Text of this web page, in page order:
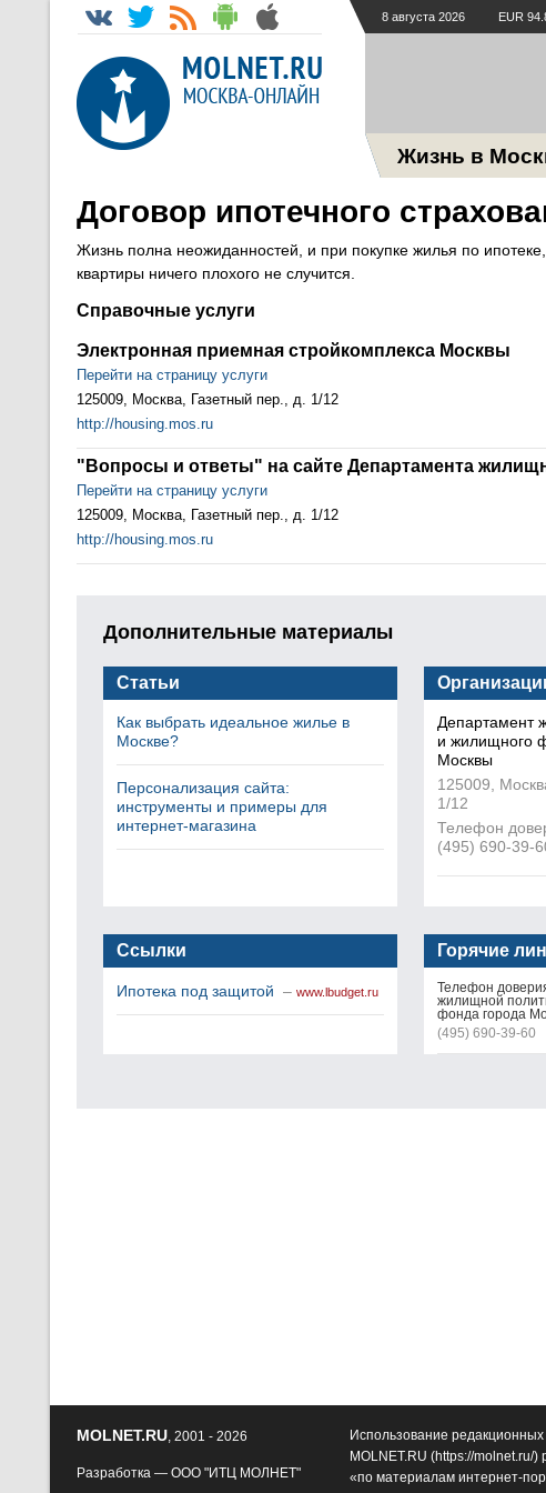
8 августа 2026 EUR
Жизнь в
Договор ипотечного
Жизнь полна неожиданностей, и при покупке жилья по
квартиры ничего плохого не случится.
Справочные услуги
Электронная приемная стройкомплекса Москвы
Перейти на страницу услуги
125009, Москва, Газетный пер., д. 1/12
http://housing.mos.ru
"Вопросы и ответы" на сайте Департамента
Перейти на страницу услуги
125009, Москва, Газетный пер., д. 1/12
http://housing.mos.ru
Дополнительные материалы
Статьи
Как выбрать идеальное жилье в
Москве?
Персонализация сайта:
инструменты и примеры для
интернет-магазина
Департамент
и жилищного
Москвы
125009,
1/12
Телефон
(495) 690-39-
Ссылки
Ипотека под защитой – www.lbudget.ru
Горячие
Телефон
жилищной
фонда города
(495) 690-39-60
Использование
MOLNET.RU (https://molnet.ru/)
«по материалам интернет-
MOLNET.RU, 2001 - 2026
Разработка — ООО "ИТЦ МОЛНЕТ"